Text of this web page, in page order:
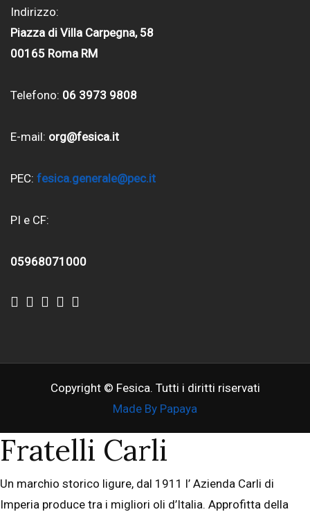
Indirizzo:
Piazza di Villa Carpegna, 58
00165 Roma RM
Telefono: 06 3973 9808
E-mail: org@fesica.it
PEC: fesica.generale@pec.it
PI e CF:
05968071000
Copyright © Fesica. Tutti i diritti riservati
Made By Papaya
Fratelli Carli
Un marchio storico ligure, dal 1911 l’ Azienda Carli di
Imperia produce tra i migliori oli d’Italia. Approfitta della